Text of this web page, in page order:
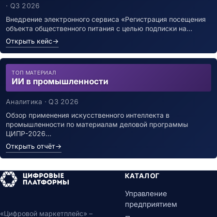
инфекцией
· Q3 2026
Внедрение электронного сервиса «Регистрация посещения
объекта общественного питания с целью подписки на…
Открыть кейс→
ТОП МАТЕРИАЛ
ИИ в промышленности
Аналитика · Q3 2026
Обзор применения искусственного интеллекта в
промышленности по материалам деловой программы
ЦИПР-2026…
Открыть отчёт→
«Цифровой маркетплейс» –
КАТАЛОГ
Управление
предприятием